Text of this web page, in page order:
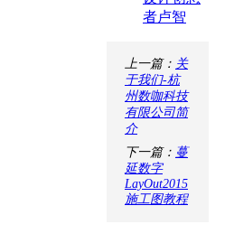
者卢智
上一篇： 关
于我们-杭
州数咖科技
有限公司简
介
下一篇： 蔓
延数字
LayOut2015
施工图教程